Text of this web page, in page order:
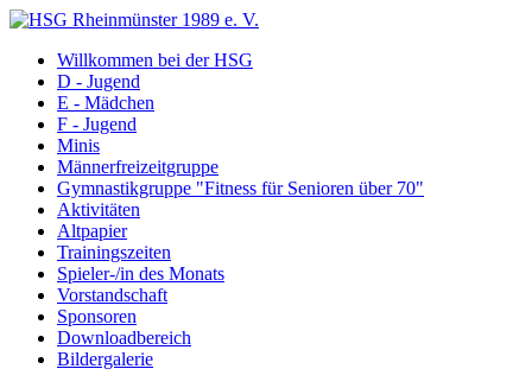
Willkommen bei der HSG
D - Jugend
E - Mädchen
F - Jugend
Minis
Männerfreizeitgruppe
Gymnastikgruppe "Fitness für Senioren über 70"
Aktivitäten
Altpapier
Trainingszeiten
Spieler-/in des Monats
Vorstandschaft
Sponsoren
Downloadbereich
Bildergalerie